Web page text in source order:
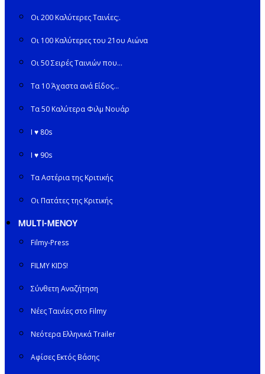
Οι 200 Καλύτερες Ταινίες;.
Οι 100 Καλύτερες του 21ου Αιώνα
Οι 50 Σειρές Ταινιών που…
Τα 10 Άχαστα ανά Είδος…
Τα 50 Καλύτερα Φιλμ Νουάρ
I ♥ 80s
I ♥ 90s
Τα Αστέρια της Κριτικής
Οι Πατάτες της Κριτικής
MULTI-ΜΕΝΟΥ
Filmy-Press
FILMY KIDS!
Σύνθετη Αναζήτηση
Νέες Ταινίες στο Filmy
Νεότερα Ελληνικά Trailer
Αφίσες Εκτός Βάσης